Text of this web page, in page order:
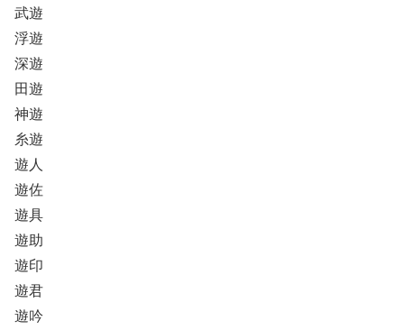
武遊
浮遊
深遊
田遊
神遊
糸遊
遊人
遊佐
遊具
遊助
遊印
遊君
遊吟